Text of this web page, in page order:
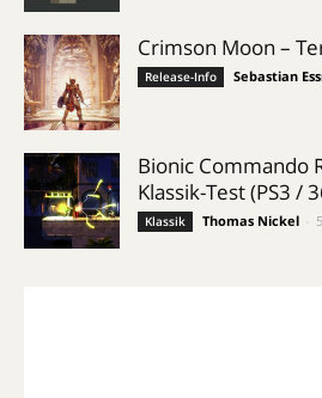
Crimson Moon –
Release-Info Sebastian
Bionic Commando
Klassik-Test (PS3 /
Klassik Thomas Nickel